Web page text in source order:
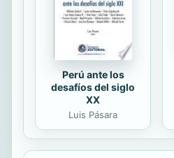
Perú ante los
desafíos del siglo
XX
Luis Pásara